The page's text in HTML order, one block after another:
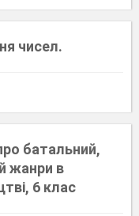
чисел.
батальний,
жанри в
6 клас